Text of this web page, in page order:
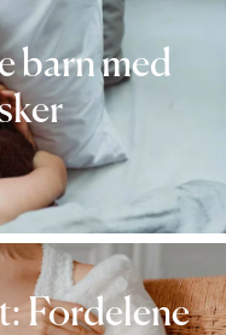
barn med
Fordelene